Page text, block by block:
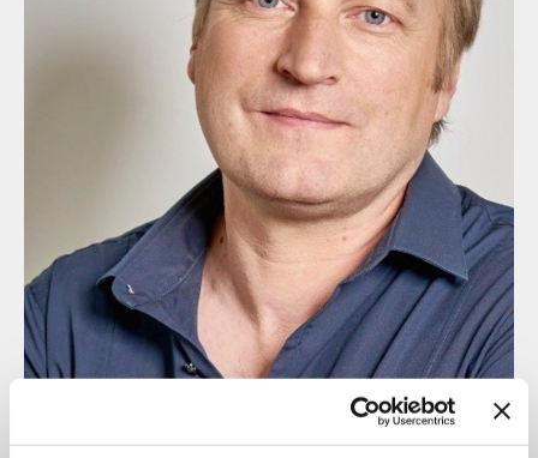
Arbeitswelten.
Felix Guder